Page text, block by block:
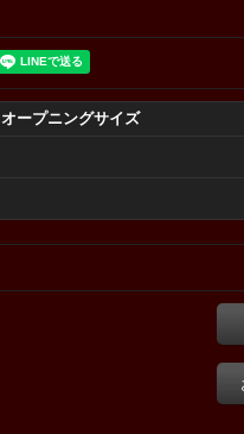
オープニングサイズ